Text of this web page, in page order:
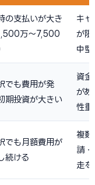
の支払いが大き
万〜7,500
キャ
が限
中堅
でも費用が発
期投資が大きい
資金
があ
性重
でも月額費用が
続ける
複数
請・
走を